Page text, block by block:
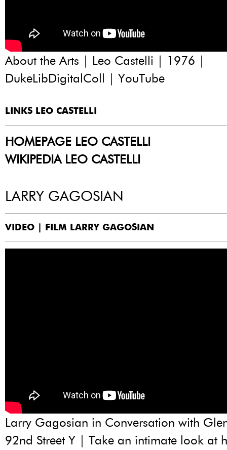
About the Arts | Leo Castelli | 1976 |
DukeLibDigitalColl | YouTube
LINKS LEO CASTELLI
HOMEPAGE LEO CASTELLI
WIKIPEDIA LEO CASTELLI
LARRY GAGOSIAN
VIDEO | FILM LARRY GAGOSIAN
Larry Gagosian in Conversation with
92nd Street Y | Take an intimate look at